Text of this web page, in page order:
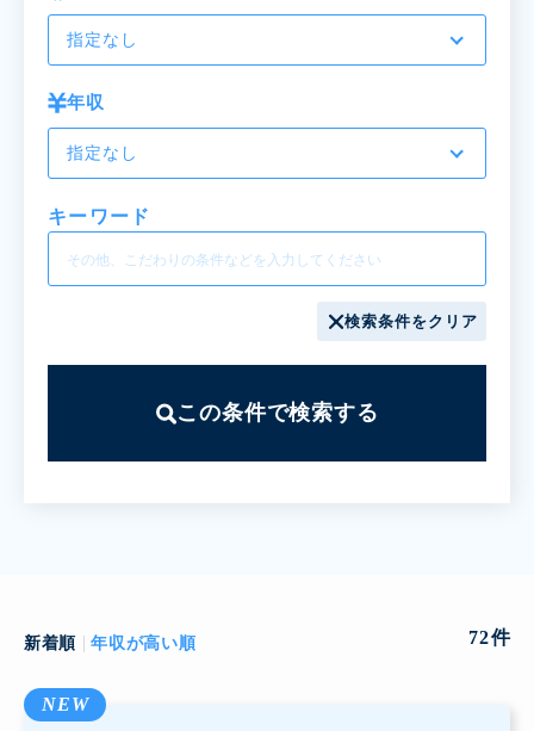
指定なし
年収
指定なし
キーワード
検索条件をクリア
この条件で検索する
72件
新着順 年収が高い順
NEW